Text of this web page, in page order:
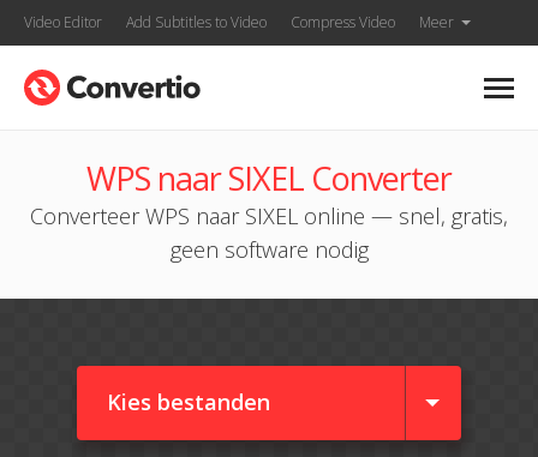
Video Editor Add Subtitles to Video Compress Video Meer
WPS naar SIXEL Converter
Converteer WPS naar SIXEL online — snel, gratis,
geen software nodig
Kies bestanden